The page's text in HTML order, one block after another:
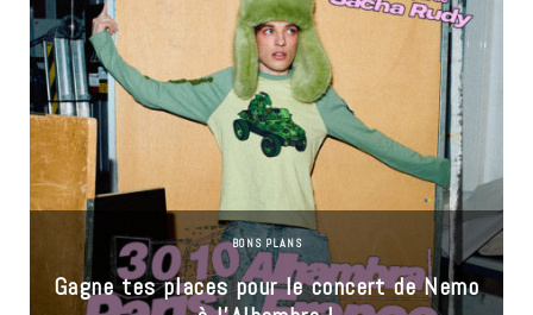
BONS PLANS
Gagne tes places pour le concert de Nemo